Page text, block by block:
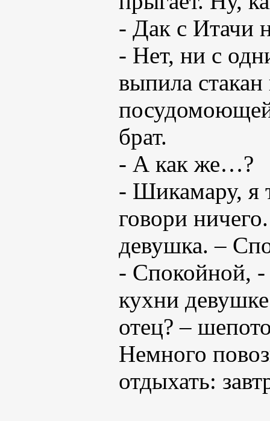
- Дак с Итачи
- Нет, ни с
выпила
брат.
- А как же…?
- Шикамару, я
говори
девушка. –
- Спокойной, -
кухни
отец? –
Немного
отдыхать: